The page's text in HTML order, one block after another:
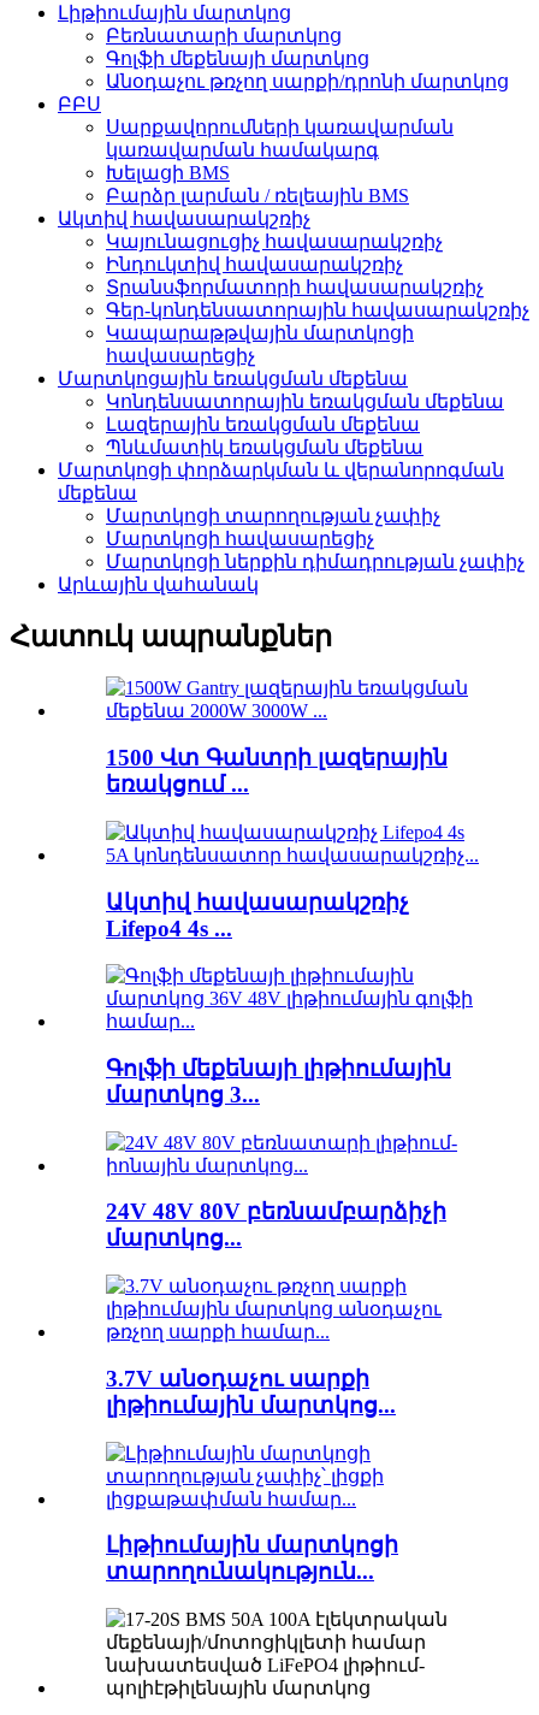
Լիթիումային մարտկոց
Բեռնատարի մարտկոց
Գոլֆի մեքենայի մարտկոց
Անօդաչու թռչող սարքի/դրոնի մարտկոց
ԲԲՍ
Սարքավորումների կառավարման
կառավարման համակարգ
Խելացի BMS
Բարձր լարման / ռելեային BMS
Ակտիվ հավասարակշռիչ
Կայունացուցիչ հավասարակշռիչ
Ինդուկտիվ հավասարակշռիչ
Տրանսֆորմատորի հավասարակշռիչ
Գեր-կոնդենսատորային հավասարակշռիչ
Կապարաթթվային մարտկոցի
հավասարեցիչ
Մարտկոցային եռակցման մեքենա
Կոնդենսատորային եռակցման մեքենա
Լազերային եռակցման մեքենա
Պնևմատիկ եռակցման մեքենա
Մարտկոցի փորձարկման և վերանորոգման
մեքենա
Մարտկոցի տարողության չափիչ
Մարտկոցի հավասարեցիչ
Մարտկոցի ներքին դիմադրության չափիչ
Արևային վահանակ
Հատուկ ապրանքներ
1500 Վտ Գանտրի լազերային
եռակցում ...
Ակտիվ հավասարակշռիչ
Lifepo4 4s ...
Գոլֆի մեքենայի լիթիումային
մարտկոց 3...
24V 48V 80V բեռնամբարձիչի
մարտկոց...
3.7V անօդաչու սարքի
լիթիումային մարտկոց...
Լիթիումային մարտկոցի
տարողունակություն...